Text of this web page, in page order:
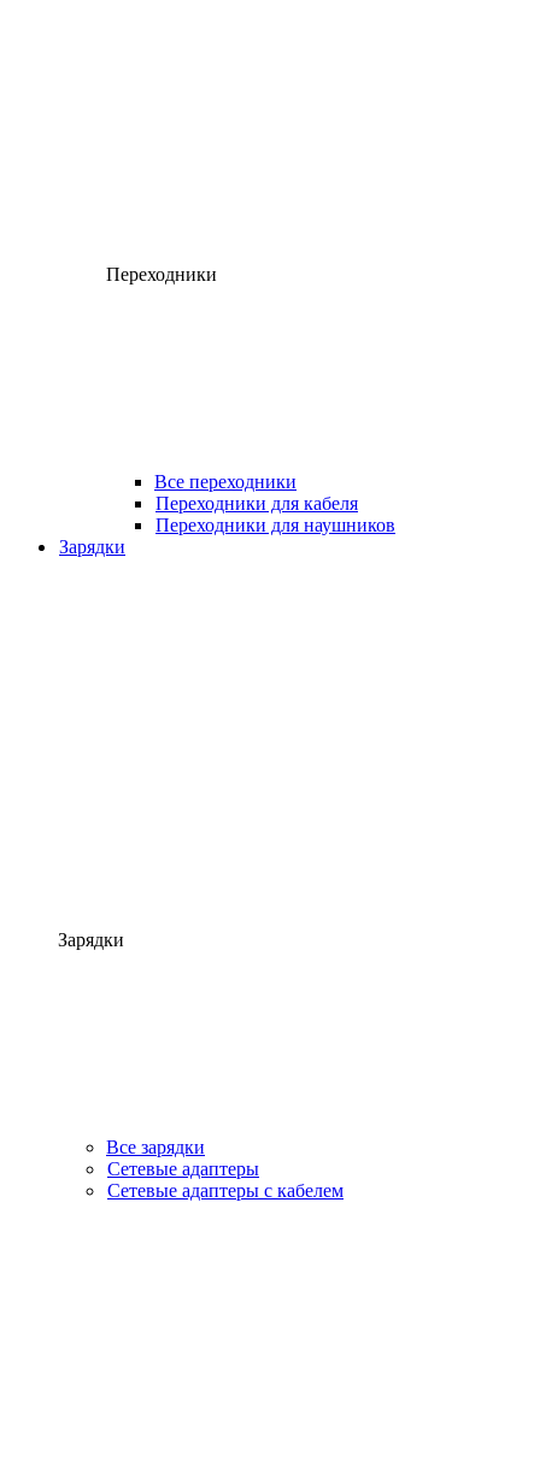
Переходники
Все переходники
Переходники для кабеля
Переходники для наушников
Зарядки
Зарядки
Все зарядки
Сетевые адаптеры
Сетевые адаптеры с кабелем